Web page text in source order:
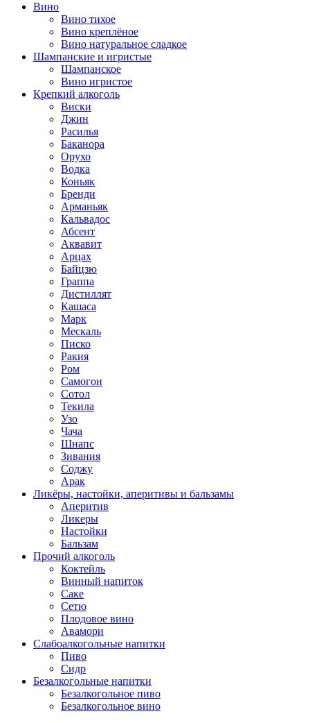
Вино
Вино тихое
Вино креплёное
Вино натуральное сладкое
Шампанские и игристые
Шампанское
Вино игристое
Крепкий алкоголь
Виски
Джин
Расилья
Баканора
Орухо
Водка
Коньяк
Бренди
Арманьяк
Кальвадос
Абсент
Аквавит
Арцах
Байцзю
Граппа
Дистиллят
Кашаса
Марк
Мескаль
Писко
Ракия
Ром
Самогон
Сотол
Текила
Узо
Чача
Шнапс
Зивания
Соджу
Арак
Ликёры, настойки, аперитивы и бальзамы
Аперитив
Ликеры
Настойки
Бальзам
Прочий алкоголь
Коктейль
Винный напиток
Саке
Сетю
Плодовое вино
Авамори
Слабоалкогольные напитки
Пиво
Сидр
Безалкогольные напитки
Безалкогольное пиво
Безалкогольное вино